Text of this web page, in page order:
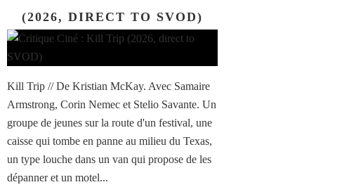
(2026, DIRECT TO SVOD)
Kill Trip // De Kristian McKay. Avec Samaire
Armstrong, Corin Nemec et Stelio Savante. Un
groupe de jeunes sur la route d'un festival, une
caisse qui tombe en panne au milieu du Texas,
un type louche dans un van qui propose de les
dépanner et un motel...